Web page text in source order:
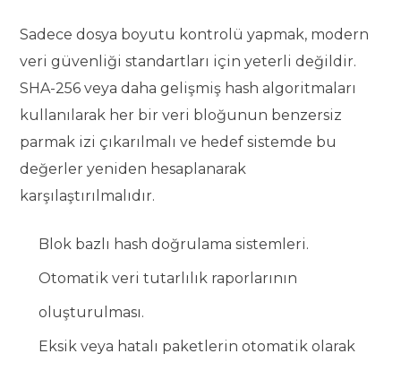
Sadece dosya boyutu kontrolü yapmak, modern
veri güvenliği standartları için yeterli değildir.
SHA-256 veya daha gelişmiş hash algoritmaları
kullanılarak her bir veri bloğunun benzersiz
parmak izi çıkarılmalı ve hedef sistemde bu
değerler yeniden hesaplanarak
karşılaştırılmalıdır.
Blok bazlı hash doğrulama sistemleri.
Otomatik veri tutarlılık raporlarının
oluşturulması.
Eksik veya hatalı paketlerin otomatik olarak